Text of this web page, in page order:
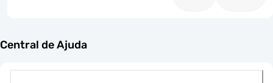
Central de Ajuda